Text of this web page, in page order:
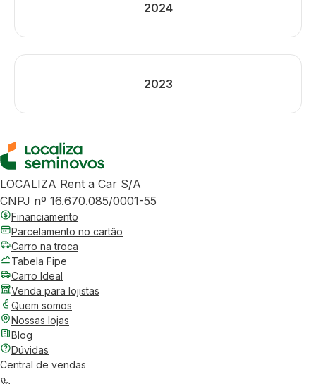
2024
2023
LOCALIZA Rent a Car S/A
CNPJ nº 16.670.085/0001-55
Financiamento
Parcelamento no cartão
Carro na troca
Tabela Fipe
Carro Ideal
Venda para lojistas
Quem somos
Nossas lojas
Blog
Dúvidas
Central de vendas